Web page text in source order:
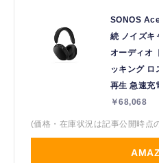
SONOS
続 ノイズキ
オーディオ
ッキング ロ
再生 急速充
￥68,068
(価格・在庫状況は記事公開時点